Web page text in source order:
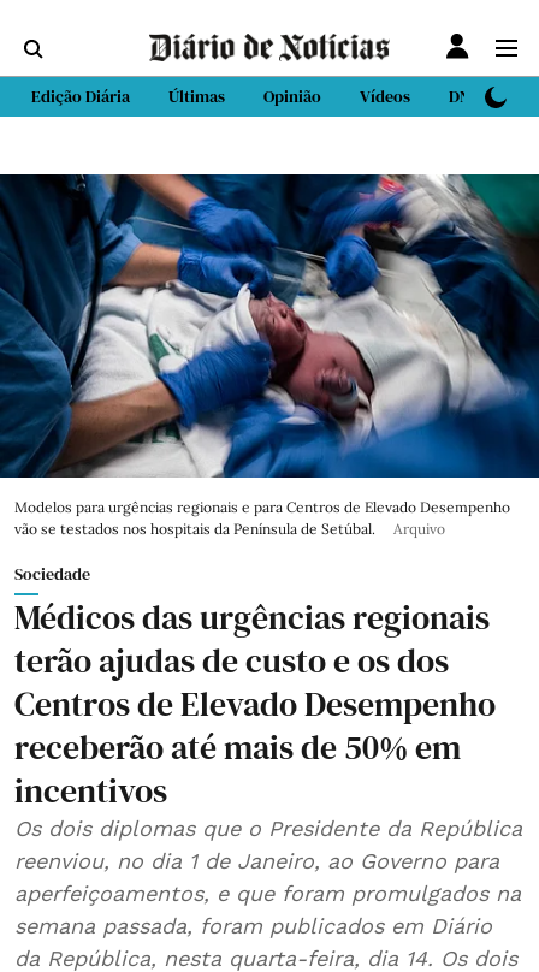
Edição Diária Últimas Opinião Vídeos DN Sport
Modelos para urgências regionais e para Centros de Elevado Desempenho
vão se testados nos hospitais da Península de Setúbal.
Arquivo
Sociedade
Médicos das urgências regionais
terão ajudas de custo e os dos
Centros de Elevado Desempenho
receberão até mais de 50% em
incentivos
Os dois diplomas que o Presidente da República
reenviou, no dia 1 de Janeiro, ao Governo para
aperfeiçoamentos, e que foram promulgados na
semana passada, foram publicados em Diário
da República, nesta quarta-feira, dia 14. Os dois